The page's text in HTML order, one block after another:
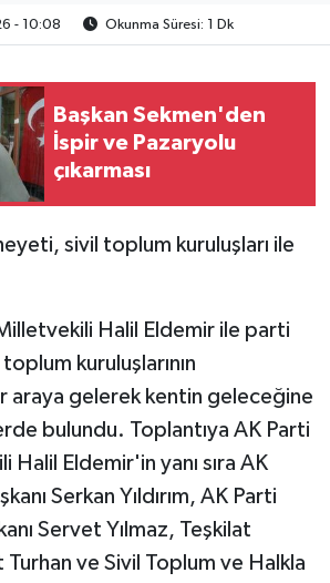
- 10:08 Okunma Süresi: 1 Dk
Başkan Sekmen'den
İspir ve Pazaryolu
çıkarması
sivil toplum kuruluşları ile
Halil Eldemir ile parti
kuruluşlarının
araya gelerek kentin geleceğine
bulundu. Toplantıya AK Parti
Halil Eldemir'in yanı sıra AK
Serkan Yıldırım, AK Parti
Servet Yılmaz, Teşkilat
Turhan ve Sivil Toplum ve Halkla